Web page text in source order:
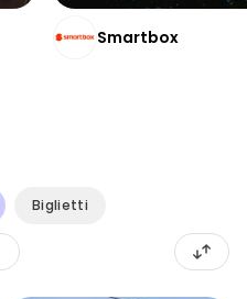
Smartbox
Biglietti